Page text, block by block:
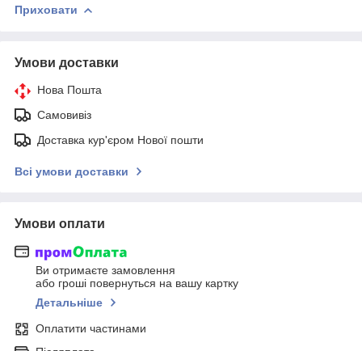
Приховати
Умови доставки
Нова Пошта
Самовивіз
Доставка кур'єром Нової пошти
Всі умови доставки
Умови оплати
Ви отримаєте замовлення
або гроші повернуться на вашу картку
Детальніше
Оплатити частинами